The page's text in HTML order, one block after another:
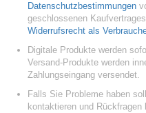
Datenschutzbestimmungen
geschlossenen
Widerrufsrecht als
Digitale Produkte werden
Versand-Produkte werden
Zahlungseingang versendet.
Falls Sie Probleme haben
kontaktieren und